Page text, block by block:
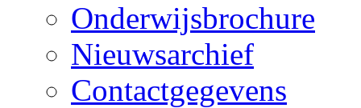
Onderwijsbrochure
Nieuwsarchief
Contactgegevens